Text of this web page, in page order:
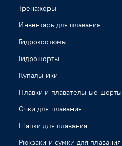
Тренажеры
Инвентарь для плавания
Гидрокостюмы
Гидрошорты
Купальники
Плавки и плавательные шорты
Очки для плавания
Шапки для плавания
Рюкзаки и сумки для плавания